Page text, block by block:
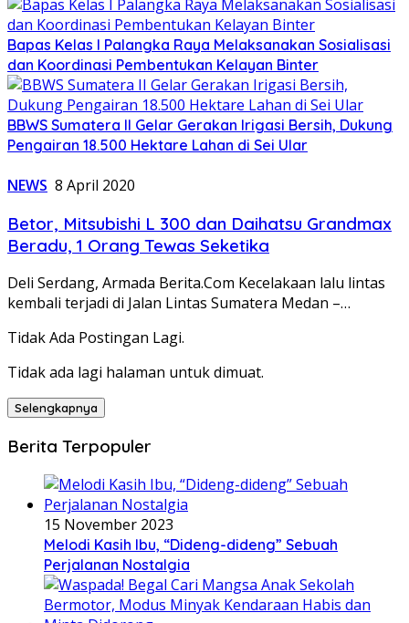
Bapas Kelas I Palangka Raya Melaksanakan Sosialisasi
dan Koordinasi Pembentukan Kelayan Binter
BBWS Sumatera II Gelar Gerakan Irigasi Bersih, Dukung
Pengairan 18.500 Hektare Lahan di Sei Ular
NEWS 8 April 2020
Betor, Mitsubishi L 300 dan Daihatsu Grandmax
Beradu, 1 Orang Tewas Seketika
Deli Serdang, Armada Berita.Com Kecelakaan lalu lintas
kembali terjadi di Jalan Lintas Sumatera Medan –…
Tidak Ada Postingan Lagi.
Tidak ada lagi halaman untuk dimuat.
Selengkapnya
Berita Terpopuler
15 November 2023
Melodi Kasih Ibu, “Dideng-dideng” Sebuah
Perjalanan Nostalgia